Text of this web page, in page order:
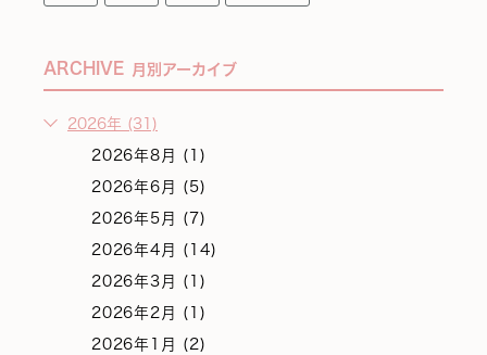
ARCHIVE 月別アーカイブ
2026年 (31)
2026年8月 (1)
2026年6月 (5)
2026年5月 (7)
2026年4月 (14)
2026年3月 (1)
2026年2月 (1)
2026年1月 (2)